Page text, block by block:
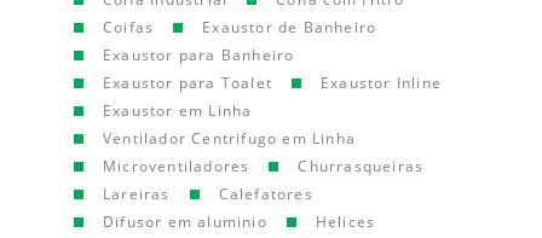
Coifas
Exaustor de Banheiro
Exaustor para Banheiro
Exaustor para Toalet
Exaustor Inline
Exaustor em Linha
Ventilador Centrifugo em Linha
Microventiladores
Churrasqueiras
Lareiras
Calefatores
Difusor em aluminio
Helices